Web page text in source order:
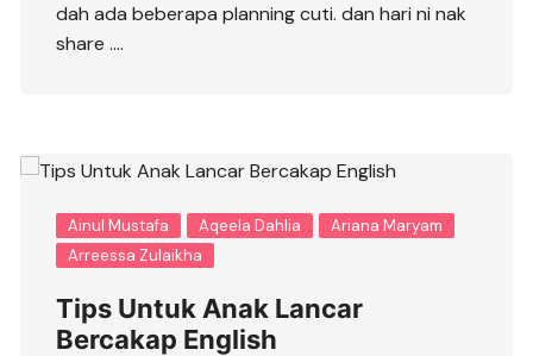
dah ada beberapa planning cuti. dan hari ni nak
share ….
Ainul Mustafa Aqeela Dahlia
Ariana Maryam
Arreessa Zulaikha
Tips Untuk Anak Lancar
Bercakap English